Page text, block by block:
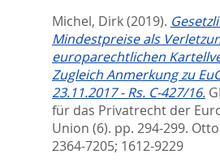
Michel, Dirk(2019).
Mindestpreise als
europarechtlichen
Zugleich Anmerkung zu
23.11.2017 - Rs. C-427/16.
für das Privatrecht der
Union (6). pp. 294-299.
2364-7205; 1612-9229